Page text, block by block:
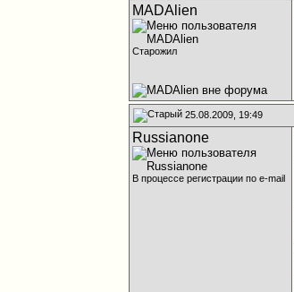
MADAlien
Старожил
25.08.2009, 19:49
Russianone
В процессе регистрации по e-mail